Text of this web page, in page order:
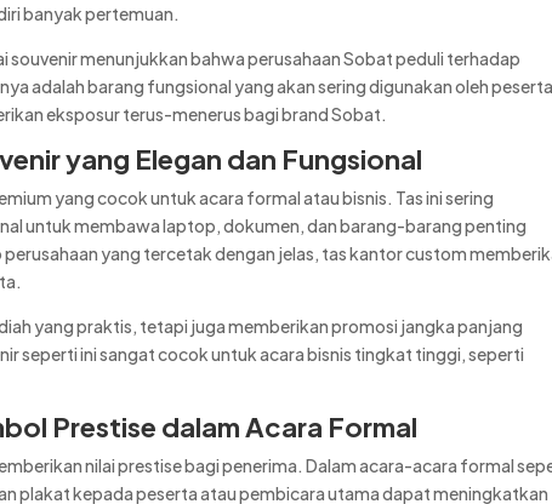
banyak pertemuan.
menunjukkan bahwa perusahaan Sobat peduli terhadap
adalah barang fungsional yang akan sering digunakan oleh
eksposur terus-menerus bagi brand Sobat.
yang Elegan dan Fungsional
yang cocok untuk acara formal atau bisnis. Tas ini sering
untuk membawa laptop, dokumen, dan barang-barang penting
perusahaan yang tercetak dengan jelas, tas kantor custom
yang praktis, tetapi juga memberikan promosi jangka panjang
seperti ini sangat cocok untuk acara bisnis tingkat tinggi, seperti
Prestise dalam Acara Formal
nilai prestise bagi penerima. Dalam acara-acara formal
plakat kepada peserta atau pembicara utama dapat meningkatkan